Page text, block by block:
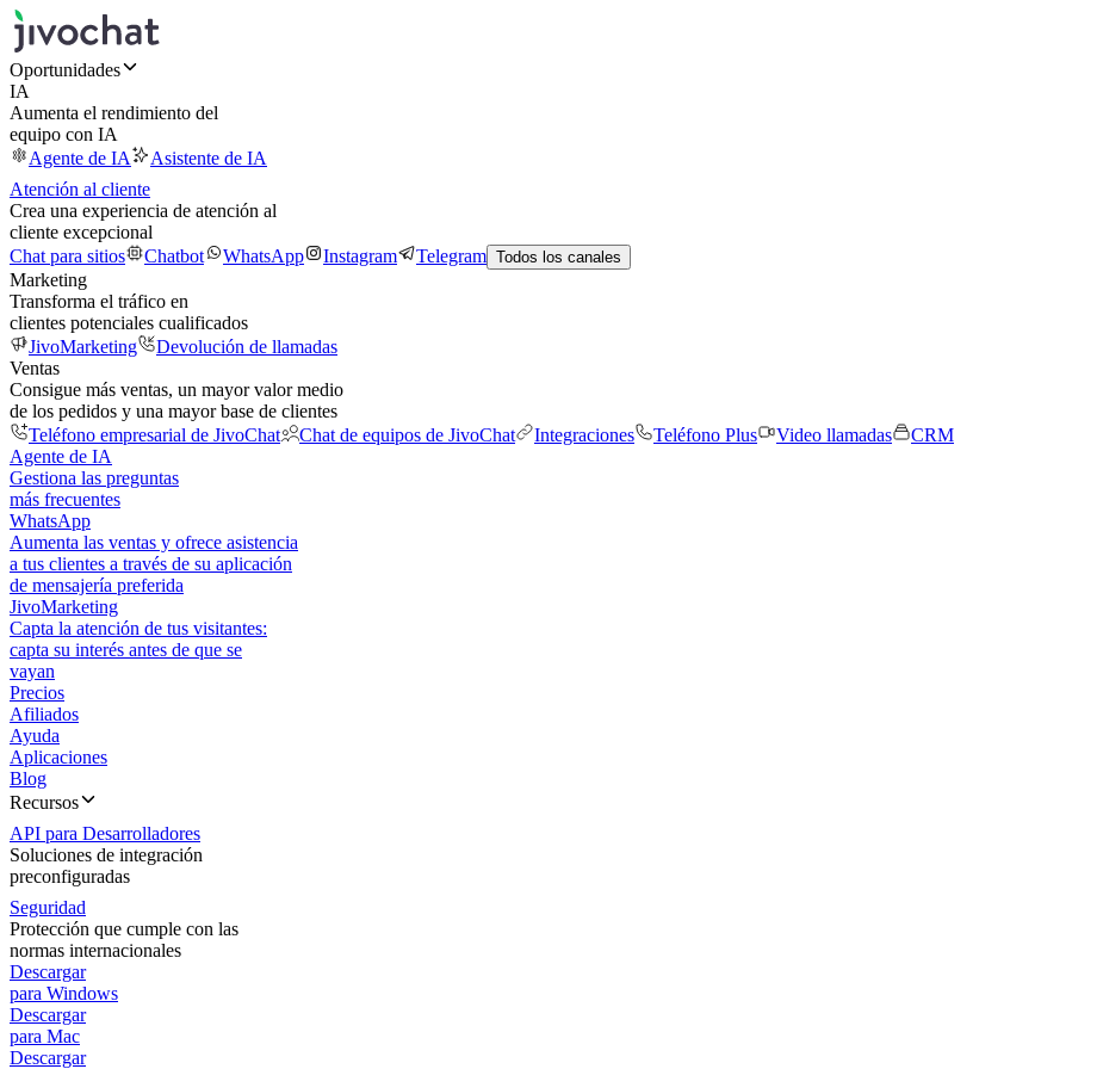
Oportunidades
IA
Aumenta el rendimiento del
equipo con IA
Agente de IA
Asistente de IA
Atención al cliente
Crea una experiencia de atención al
cliente excepcional
Chat para sitios
Chatbot WhatsApp Instagram Telegram Todos los canales
Marketing
Transforma el tráfico en
clientes potenciales cualificados
JivoMarketing
Devolución de llamadas
Ventas
Consigue más ventas, un mayor valor medio
de los pedidos y una mayor base de clientes
Teléfono empresarial de JivoChat
Chat de equipos de JivoChat Integraciones Teléfono Plus Video llamadas
CRM
Agente de IA
Gestiona las preguntas
más frecuentes
WhatsApp
Aumenta las ventas y ofrece asistencia
a tus clientes a través de su aplicación
de mensajería preferida
JivoMarketing
Capta la atención de tus visitantes:
capta su interés antes de que se
vayan
Precios
Afiliados
Ayuda
Aplicaciones
Blog
Recursos
API para Desarrolladores
Soluciones de integración
preconfiguradas
Seguridad
Protección que cumple con las
normas internacionales
Descargar
para Windows
Descargar
para Mac
Descargar